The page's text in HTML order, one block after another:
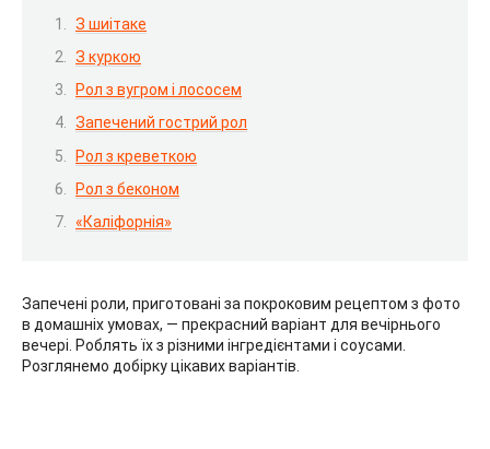
З шиітаке
З куркою
Рол з вугром і лососем
Запечений гострий рол
Рол з креветкою
Рол з беконом
«Каліфорнія»
Запечені роли, приготовані за покроковим рецептом з фото
в домашніх умовах, — прекрасний варіант для вечірнього
вечері. Роблять їх з різними інгредієнтами і соусами.
Розглянемо добірку цікавих варіантів.